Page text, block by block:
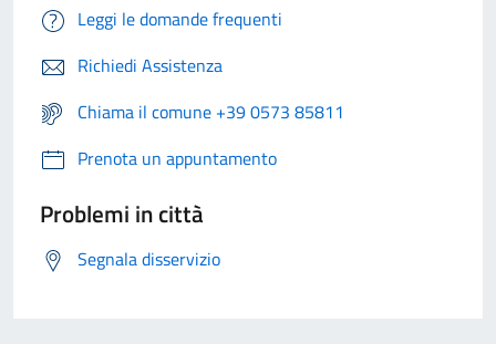
Leggi le domande frequenti
Richiedi Assistenza
Chiama il comune +39 0573 85811
Prenota un appuntamento
Problemi in città
Segnala disservizio